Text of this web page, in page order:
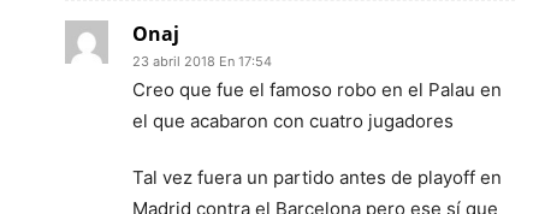
Onaj
23 abril 2018 En 17:54
Creo que fue el famoso robo en el Palau en
el que acabaron con cuatro jugadores
Tal vez fuera un partido antes de playoff en
Madrid contra el Barcelona pero ese sí que